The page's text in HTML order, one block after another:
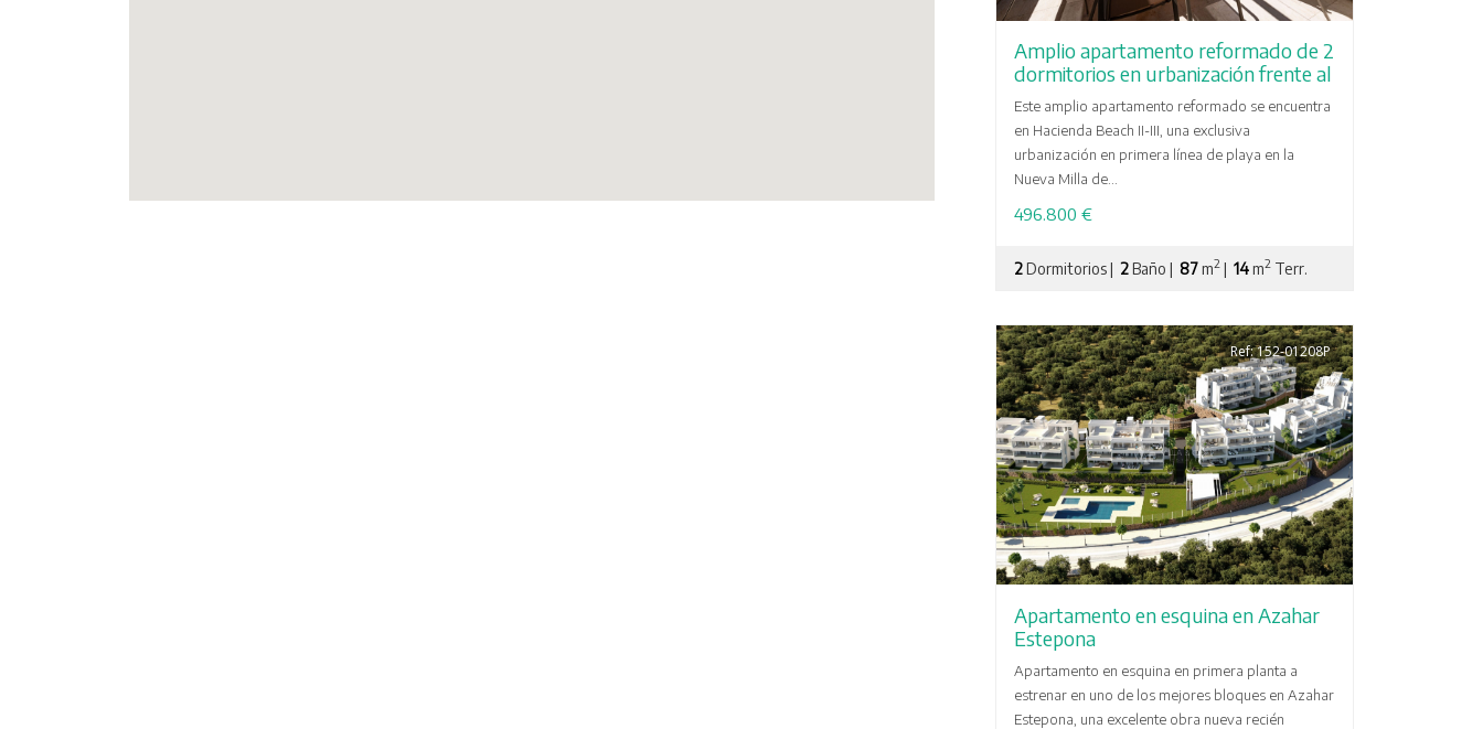
Amplio apartamento reformado de 2
dormitorios en urbanización frente al
mar en la Nueva Milla de Oro
Este amplio apartamento reformado se encuentra
en Hacienda Beach II-III, una exclusiva
urbanización en primera línea de playa en la
Nueva Milla de...
496.800 €
2Dormitorios |2Baño |87m2 |14m2 Terr.
Ref: 152-01208P
Apartamento en esquina en Azahar
Estepona
Apartamento en esquina en primera planta a
estrenar en uno de los mejores bloques en Azahar
Estepona, una excelente obra nueva recién